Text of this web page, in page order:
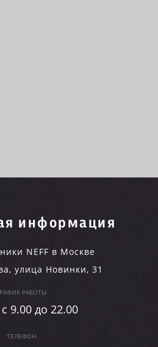
информация
NEFF в Москве
, улица Новинки, 31
РАБОТЫ
9.00 до 22.00
ТЕЛЕФОН